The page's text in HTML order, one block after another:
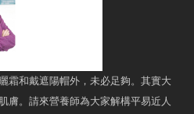
霜和戴遮陽帽外，未必足夠。其實大
膚。請來營養師為大家解構平易近人